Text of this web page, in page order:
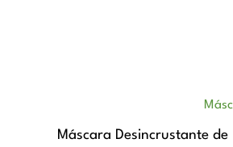
Máscara Desincrustante de